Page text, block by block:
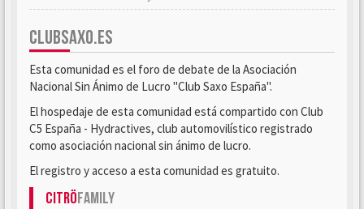
CLUBSAXO.ES
Esta comunidad es el foro de debate de la Asociación
Nacional Sin Ánimo de Lucro "Club Saxo España".
El hospedaje de esta comunidad está compartido con Club
C5 España - Hydractives, club automovilístico registrado
como asociación nacional sin ánimo de lucro.
El registro y acceso a esta comunidad es gratuito.
CitröFamily